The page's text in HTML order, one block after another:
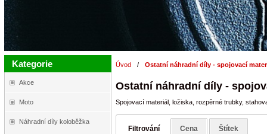
Kategorie
Akce
Moto
Náhradní díly koloběžka
Úvod / Ostatní náhradní díly - spojovací
Ostatní náhradní díly -
Spojovací materiál, ložiska, rozpěrné trubky,
Filtrování Cena Štítek